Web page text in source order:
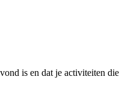
is en dat je activiteiten